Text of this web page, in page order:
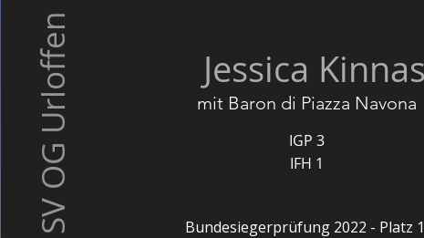
SV OG Urloffen Jessica
mit Baron di Piazza Navona
IGP 3
IFH 1
Bundesiegerprüfung 2022 - Platz